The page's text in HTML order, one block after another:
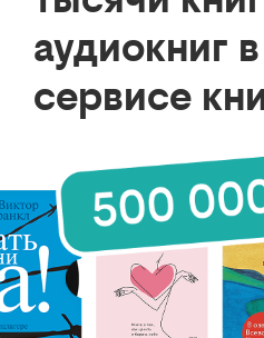
аудиокниг в
сервисе